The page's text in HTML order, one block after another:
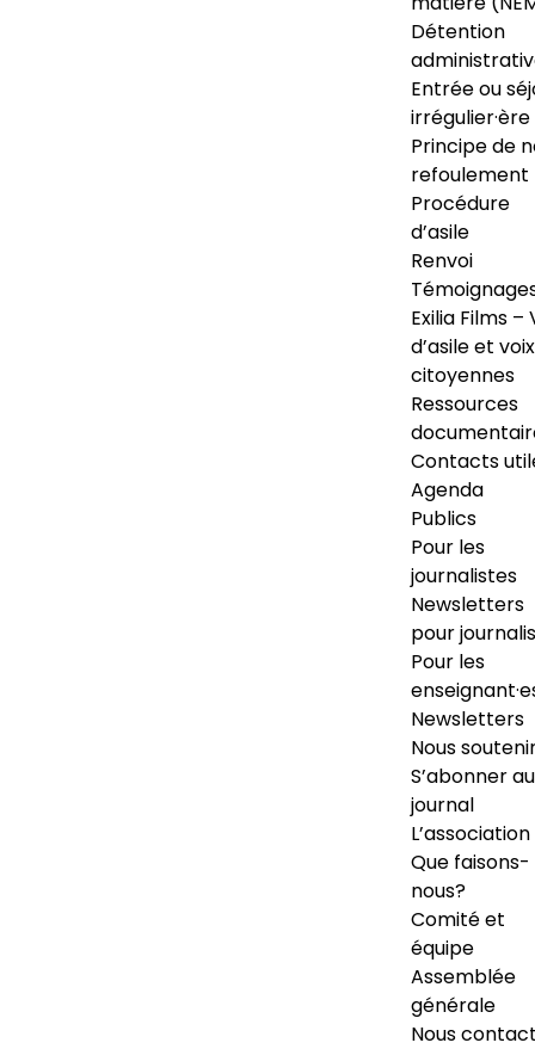
Détention
Entrée ou
irrégulier·ère
Principe de
refoulement
Procédure
d’asile
Renvoi
Exilia Films –
d’asile et voix
citoyennes
Ressources
Contacts
Agenda
Publics
Pour les
journalistes
Newsletters
pour
Pour les
Newsletters
Nous
S’abonner au
journal
L’association
Que faisons-
nous?
Comité et
équipe
Assemblée
générale
Nous